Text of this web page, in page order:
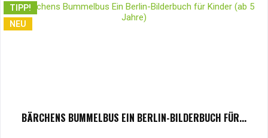
TIPP!
NEU
BÄRCHENS BUMMELBUS EIN BERLIN-BILDERBUCH FÜR...